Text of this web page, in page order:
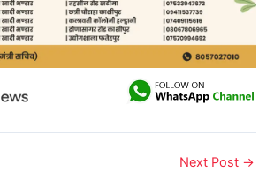
Next Post →